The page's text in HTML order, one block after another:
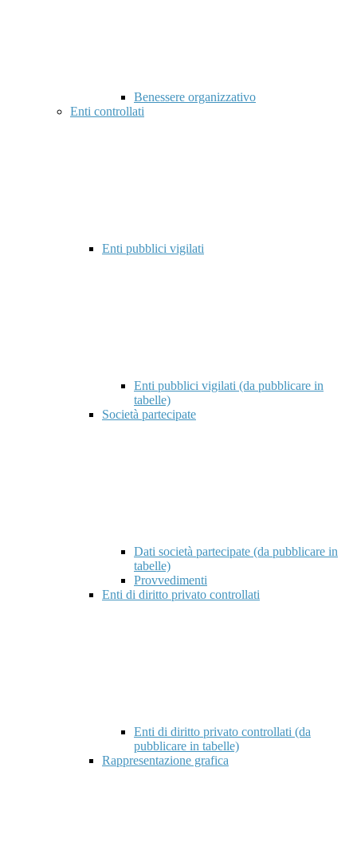
Benessere organizzativo
Enti controllati
Enti pubblici vigilati
Enti pubblici vigilati (da pubblicare in
tabelle)
Società partecipate
Dati società partecipate (da pubblicare in
tabelle)
Provvedimenti
Enti di diritto privato controllati
Enti di diritto privato controllati (da
pubblicare in tabelle)
Rappresentazione grafica